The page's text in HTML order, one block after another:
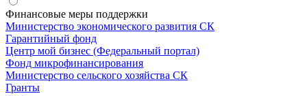
Финансовые меры поддержки
Министерство экономического развития СК
Гарантийный фонд
Центр мой бизнес (Федеральный портал)
Фонд микрофинансирования
Министерство сельского хозяйства СК
Гранты